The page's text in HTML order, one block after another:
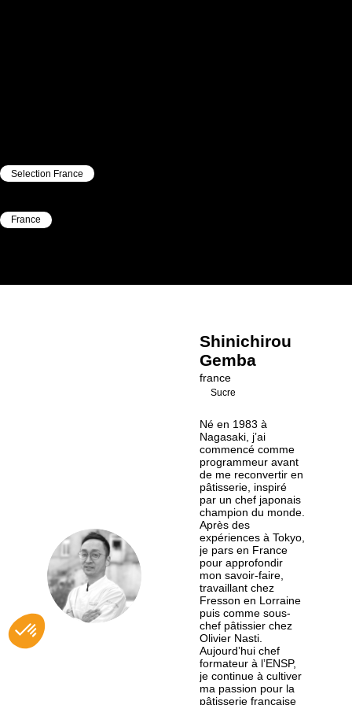
Selection France
France
SG
Shinichirou
Gemba
france
Sucre
Né en 1983 à
Nagasaki, jʼai
commencé comme
programmeur avant
de me reconvertir en
pâtisserie, inspiré
par un chef japonais
champion du monde.
Après des
expériences à Tokyo,
je pars en France
pour approfondir
mon savoir-faire,
travaillant chez
Fresson en Lorraine
puis comme sous-
chef pâtissier chez
Olivier Nasti.
Aujourdʼhui chef
formateur à lʼENSP,
je continue à cultiver
ma passion pour la
pâtisserie française